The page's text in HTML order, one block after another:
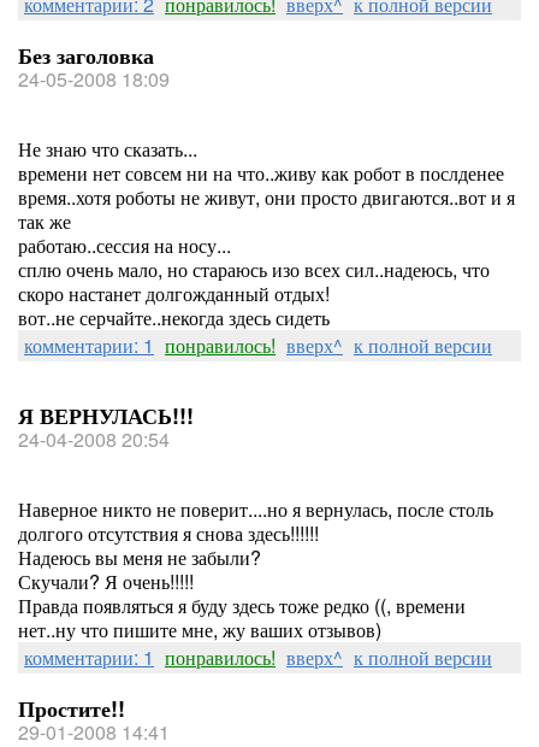
Без заголовка
24-05-2008 18:09
Не знаю что сказать...
времени нет совсем ни на что..живу как робот в послденее
время..хотя роботы не живут, они просто двигаются..вот и я
так же
работаю..сессия на носу...
сплю очень мало, но стараюсь изо всех сил..надеюсь, что
скоро настанет долгожданный отдых!
вот..не серчайте..некогда здесь сидеть
комментарии: 1 понравилось! вверх^ к полной версии
Я ВЕРНУЛАСЬ!!!
24-04-2008 20:54
Наверное никто не поверит....но я вернулась, после столь
долгого отсутствия я снова здесь!!!!!!
Надеюсь вы меня не забыли?
Скучали? Я очень!!!!!
Правда появляться я буду здесь тоже редко ((, времени
нет..ну что пишите мне, жу ваших отзывов)
комментарии: 1 понравилось! вверх^ к полной версии
Простите!!
29-01-2008 14:41